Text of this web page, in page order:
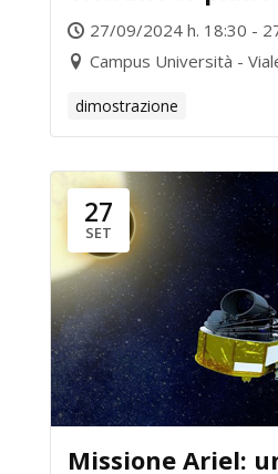
27/09/2024 h. 18:30 -
Campus Università -
dimostrazione
27
SET
Missione Ariel: